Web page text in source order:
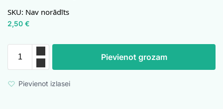
SKU: Nav norādīts
2,50 €
Pievienot grozam
Pievienot izlasei